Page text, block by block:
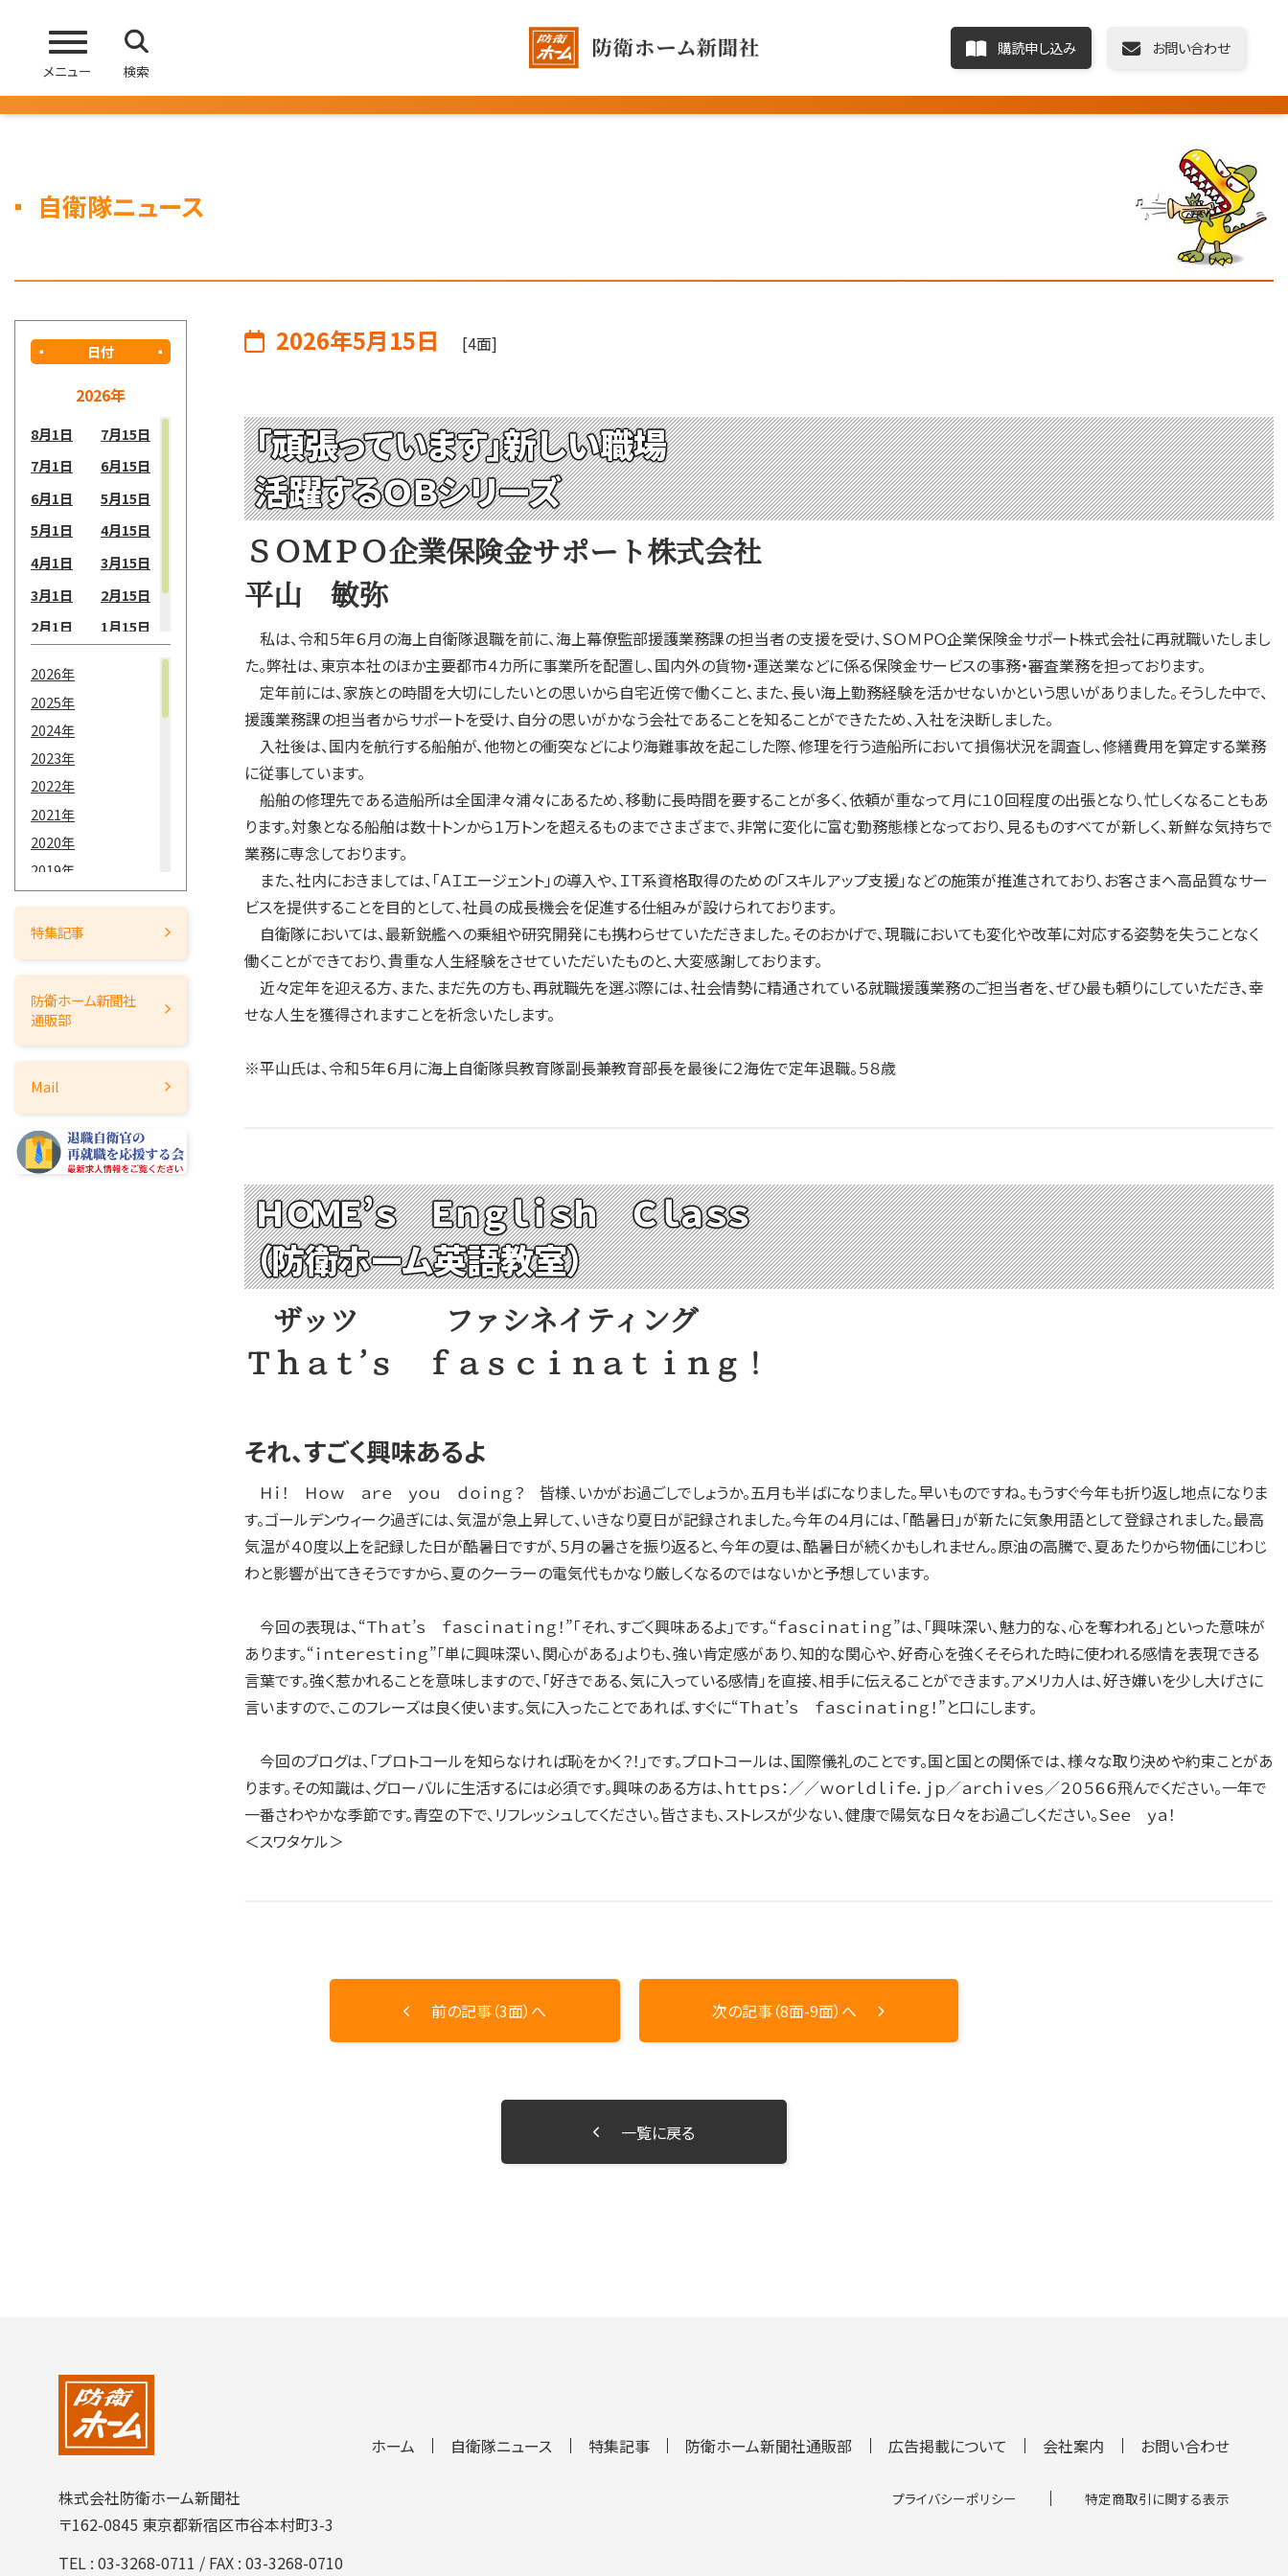
メニュー 検索
購読申し込み お問い合わせ
自衛隊ニュース
日付
2026年
8月1日
7月15日
7月1日
6月15日
6月1日
5月15日
5月1日
4月15日
4月1日
3月15日
3月1日
2月15日
2月1日
1月15日
2026年
2025年
2024年
2023年
2022年
2021年
2020年
2019年
2018年
2017年
2014年
2012年
2011年
2009年
2008年
特集記事
防衛ホーム新聞社
通販部
Mail
2026年5月15日 [4面]
「頑張っています」新しい職場
活躍するＯＢシリーズ
ＳＯＭＰＯ企業保険金サポート株式会社
平山 敏弥
私は、令和５年６月の海上自衛隊退職を前に、海上幕僚監部援護業務課の担当者の支援を受け、ＳＯＭＰＯ企業保険金サポート株式会社に再就職いたしまし
た。弊社は、東京本社のほか主要都市４カ所に事業所を配置し、国内外の貨物・運送業などに係る保険金サービスの事務・審査業務を担っております。
定年前には、家族との時間を大切にしたいとの思いから自宅近傍で働くこと、また、長い海上勤務経験を活かせないかという思いがありました。そうした中で、
援護業務課の担当者からサポートを受け、自分の思いがかなう会社であることを知ることができたため、入社を決断しました。
入社後は、国内を航行する船舶が、他物との衝突などにより海難事故を起こした際、修理を行う造船所において損傷状況を調査し、修繕費用を算定する業務
に従事しています。
船舶の修理先である造船所は全国津々浦々にあるため、移動に長時間を要することが多く、依頼が重なって月に１０回程度の出張となり、忙しくなることもあ
ります。対象となる船舶は数十トンから１万トンを超えるものまでさまざまで、非常に変化に富む勤務態様となっており、見るものすべてが新しく、新鮮な気持ちで
業務に専念しております。
また、社内におきましては、「ＡＩエージェント」の導入や、ＩＴ系資格取得のための「スキルアップ支援」などの施策が推進されており、お客さまへ高品質なサー
ビスを提供することを目的として、社員の成長機会を促進する仕組みが設けられております。
自衛隊においては、最新鋭艦への乗組や研究開発にも携わらせていただきました。そのおかげで、現職においても変化や改革に対応する姿勢を失うことなく
働くことができており、貴重な人生経験をさせていただいたものと、大変感謝しております。
近々定年を迎える方、また、まだ先の方も、再就職先を選ぶ際には、社会情勢に精通されている就職援護業務のご担当者を、ぜひ最も頼りにしていただき、幸
せな人生を獲得されますことを祈念いたします。
※平山氏は、令和５年６月に海上自衛隊呉教育隊副長兼教育部長を最後に２海佐で定年退職。５８歳
ＨＯＭＥ’ｓ Ｅｎｇｌｉｓｈ Ｃｌａｓｓ
（防衛ホーム英語教室）
ザッツ ファシネイティング
Ｔｈａｔ’ｓ ｆａｓｃｉｎａｔｉｎｇ！
それ、すごく興味あるよ
Ｈｉ！ Ｈｏｗ ａｒｅ ｙｏｕ ｄｏｉｎｇ？ 皆様、いかがお過ごしでしょうか。五月も半ばになりました。早いものですね。もうすぐ今年も折り返し地点になりま
す。ゴールデンウィーク過ぎには、気温が急上昇して、いきなり夏日が記録されました。今年の４月には、「酷暑日」が新たに気象用語として登録されました。最高
気温が４０度以上を記録した日が酷暑日ですが、５月の暑さを振り返ると、今年の夏は、酷暑日が続くかもしれません。原油の高騰で、夏あたりから物価にじわじ
わと影響が出てきそうですから、夏のクーラーの電気代もかなり厳しくなるのではないかと予想しています。
今回の表現は、“Ｔｈａｔ’ｓ ｆａｓｃｉｎａｔｉｎｇ！”「それ、すごく興味あるよ」です。“ｆａｓｃｉｎａｔｉｎｇ”は、「興味深い、魅力的な、心を奪われる」といった意味が
あります。“ｉｎｔｅｒｅｓｔｉｎｇ”「単に興味深い、関心がある」よりも、強い肯定感があり、知的な関心や、好奇心を強くそそられた時に使われる感情を表現できる
言葉です。強く惹かれることを意味しますので、「好きである、気に入っている感情」を直接、相手に伝えることができます。アメリカ人は、好き嫌いを少し大げさに
言いますので、このフレーズは良く使います。気に入ったことであれば、すぐに“Ｔｈａｔ’ｓ ｆａｓｃｉｎａｔｉｎｇ！”と口にします。
今回のブログは、「プロトコールを知らなければ恥をかく？！」です。プロトコールは、国際儀礼のことです。国と国との関係では、様々な取り決めや約束ことがあ
ります。その知識は、グローバルに生活するには必須です。興味のある方は、ｈｔｔｐｓ：／／ｗｏｒｌｄｌｉｆｅ．ｊｐ／ａｒｃｈｉｖｅｓ／２０５６６飛んでください。一年で
一番さわやかな季節です。青空の下で、リフレッシュしてください。皆さまも、ストレスが少ない、健康で陽気な日々をお過ごしください。Ｓｅｅ ｙａ！
＜スワタケル＞
前の記事（3面）へ 次の記事（8面-9面）へ
一覧に戻る
株式会社防衛ホーム新聞社
〒162-0845 東京都新宿区市谷本村町3-3
TEL :03-3268-0711 / FAX : 03-3268-0710
ホーム 自衛隊ニュース 特集記事 防衛ホーム新聞社通販部 広告掲載について 会社案内 お問い合わせ
プライバシーポリシー 特定商取引に関する表示